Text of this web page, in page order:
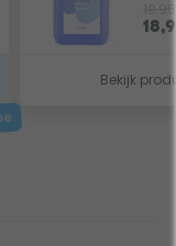
Bekijk